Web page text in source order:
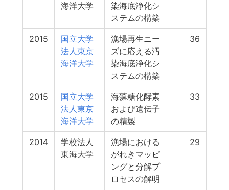
海洋大学
染海底浄化シ
ステムの構築
2015
国立大学
法人東京
海洋大学
漁場再生ニー
ズに応える汚
染海底浄化シ
ステムの構築
36
2015
国立大学
法人東京
海洋大学
海藻糖化酵素
および遺伝子
の精製
33
2014
学校法人
東海大学
漁場における
がれきマッピ
ングと分解プ
ロセスの解明
29